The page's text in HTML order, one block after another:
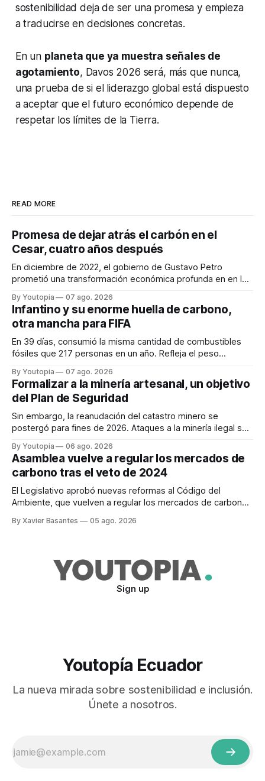
sostenibilidad deja de ser una promesa y empieza
a traducirse en decisiones concretas.
En un planeta que ya muestra señales de
agotamiento, Davos 2026 será, más que nunca,
una prueba de si el liderazgo global está dispuesto
a aceptar que el futuro económico depende de
respetar los límites de la Tierra.
READ MORE
Promesa de dejar atrás el carbón en el
Cesar, cuatro años después
En diciembre de 2022, el gobierno de Gustavo Petro
prometió una transformación económica profunda en en la
By Youtopia 07 ago. 2026
Infantino y su enorme huella de carbono,
otra mancha para FIFA
En 39 días, consumió la misma cantidad de combustibles
fósiles que 217 personas en un año. Refleja el peso
By Youtopia 07 ago. 2026
Formalizar a la minería artesanal, un objetivo
del Plan de Seguridad
Sin embargo, la reanudación del catastro minero se
postergó para fines de 2026. Ataques a la minería ilegal se
By Youtopia 06 ago. 2026
Asamblea vuelve a regular los mercados de
carbono tras el veto de 2024
El Legislativo aprobó nuevas reformas al Código del
Ambiente, que vuelven a regular los mercados de carbono,
By Xavier Basantes 05 ago. 2026
Sign up
Youtopía Ecuador
La nueva mirada sobre sostenibilidad e inclusión.
Únete a nosotros.